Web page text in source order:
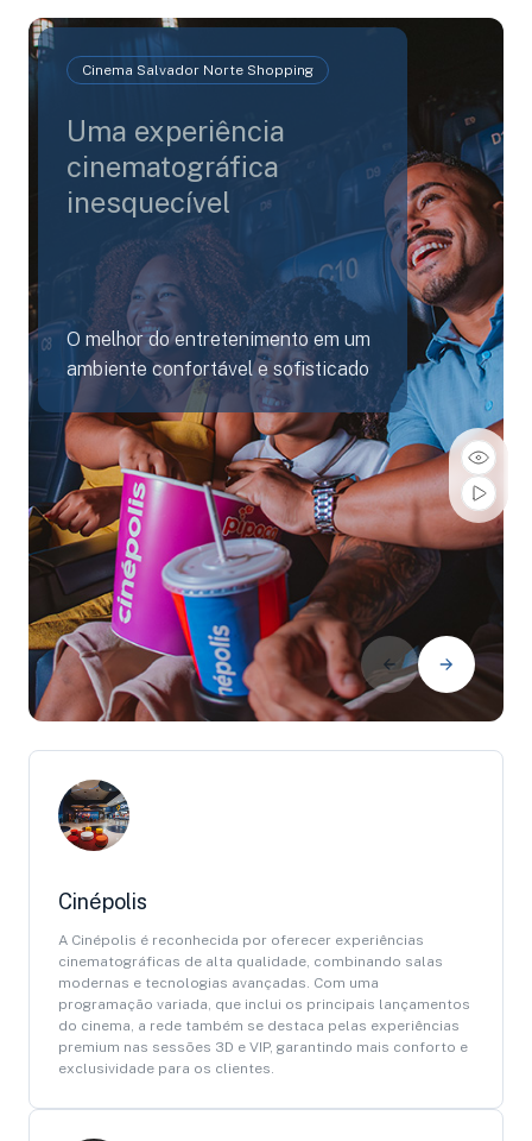
Cinema Salvador Norte Shopping
Uma experiência
cinematográfica
inesquecível
O melhor do entretenimento em um
ambiente confortável e sofisticado
Cinépolis
A Cinépolis é reconhecida por oferecer experiências
cinematográficas de alta qualidade, combinando salas
modernas e tecnologias avançadas. Com uma
programação variada, que inclui os principais lançamentos
do cinema, a rede também se destaca pelas experiências
premium nas sessões 3D e VIP, garantindo mais conforto e
exclusividade para os clientes.